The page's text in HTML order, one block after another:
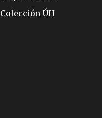
Colección ÚH